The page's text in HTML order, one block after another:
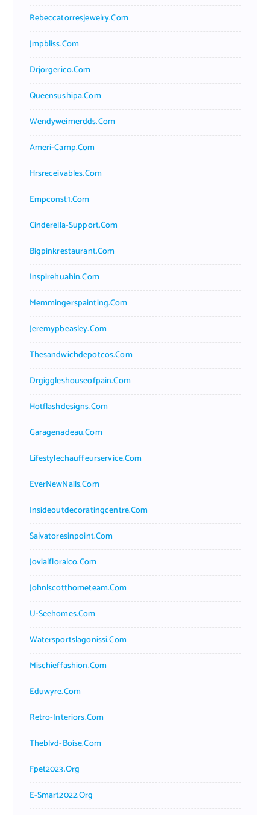
Rebeccatorresjewelry.com
Jmpbliss.com
Drjorgerico.com
Queensushipa.com
Wendyweimerdds.com
Ameri-Camp.com
Hrsreceivables.com
Empconst1.com
Cinderella-Support.com
Bigpinkrestaurant.com
Inspirehuahin.com
Memmingerspainting.com
Jeremypbeasley.com
Thesandwichdepotcos.com
Drgiggleshouseofpain.com
Hotflashdesigns.com
Garagenadeau.com
Lifestylechauffeurservice.com
EverNewNails.com
Insideoutdecoratingcentre.com
Salvatoresinpoint.com
Jovialfloralco.com
Johnlscotthometeam.com
U-Seehomes.com
Watersportslagonissi.com
Mischieffashion.com
Eduwyre.com
Retro-Interiors.com
Theblvd-Boise.com
Fpet2023.org
E-Smart2022.org